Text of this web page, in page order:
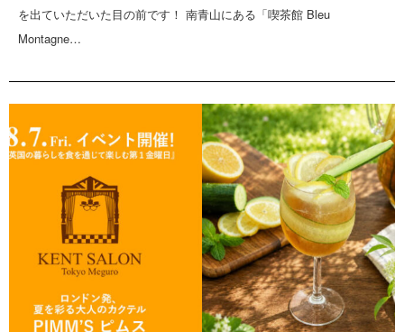
を出ていただいた目の前です！ 南青山にある「喫茶館 Bleu
Montagne…